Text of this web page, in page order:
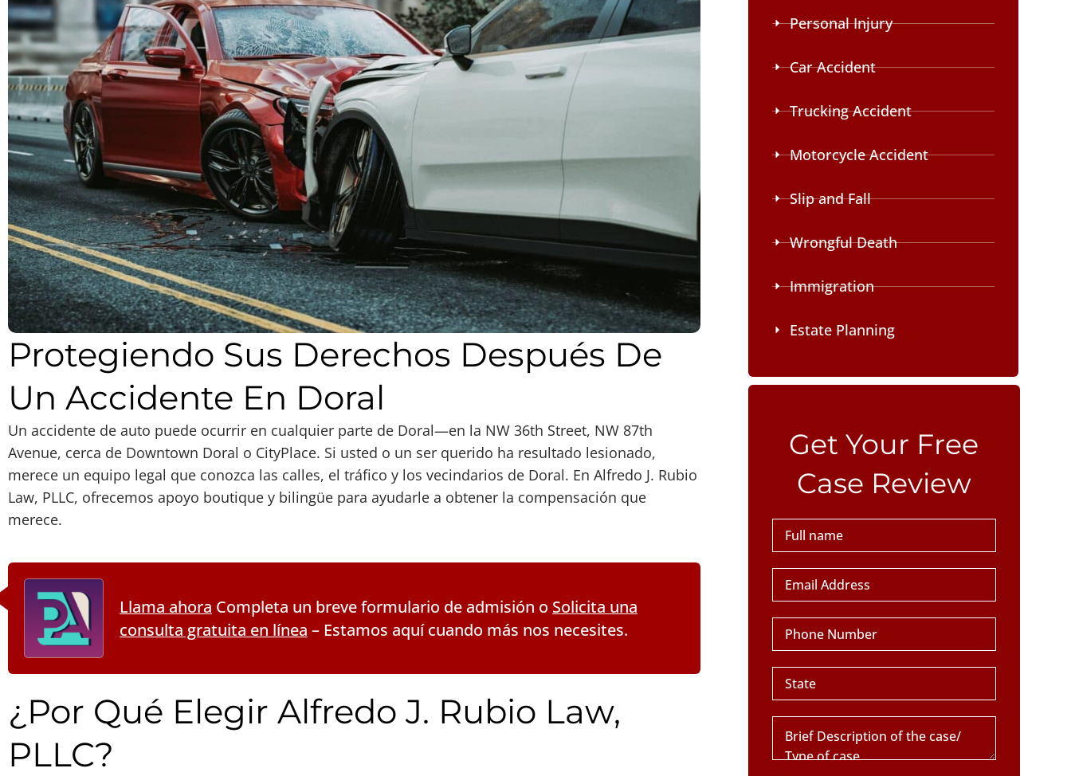
Protegiendo Sus Derechos Después De
Un Accidente En Doral
Un accidente de auto puede ocurrir en cualquier parte de Doral—en la NW 36th Street, NW 87th
Avenue, cerca de Downtown Doral o CityPlace. Si usted o un ser querido ha resultado lesionado,
merece un equipo legal que conozca las calles, el tráfico y los vecindarios de Doral. En Alfredo J. Rubio
Law, PLLC, ofrecemos apoyo boutique y bilingüe para ayudarle a obtener la compensación que
merece.
Llama ahora Completa un breve formulario de admisión o Solicita una
consulta gratuita en línea – Estamos aquí cuando más nos necesites.
¿Por Qué Elegir Alfredo J. Rubio Law,
PLLC?
Personal Injury
Car Accident
Trucking Accident
Motorcycle Accident
Slip and Fall
Wrongful Death
Immigration
Estate Planning
Please leave this field empty.
Get Your Free
Case Review